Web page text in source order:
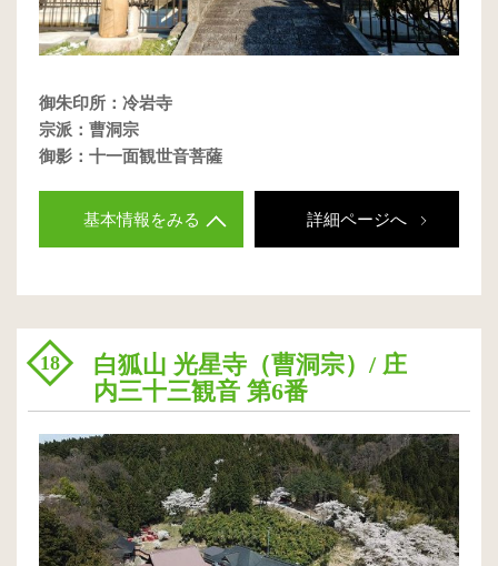
御朱印所：冷岩寺
宗派：曹洞宗
御影：十一面観世音菩薩
基本情報をみる 詳細ページへ
18
白狐山 光星寺（曹洞宗）/ 庄
内三十三観音 第6番